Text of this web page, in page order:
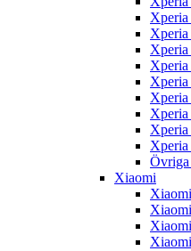
Xiaomi